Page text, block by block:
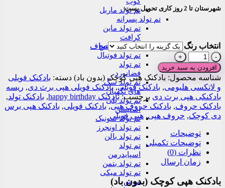
تم تولد ماربل
تم تولد پسرانه
تم تولد ماین
کرافت
تم تولد استیچ
تم تولد فوتبال
تم تولد
فضانورد
تم تولد سگ
های نگهبان
تم تولد پلی
استیشن
تم تولد سونیک
تم تولد اونجرز
تم تولد بالن
تم تولد
اسپایدرمن
تم تولد بتمن
تم تولد میکی
موس
شهرستان تا 2 روز کاری تحویل پست
انتخاب رنگ
صاف
بادکنک
هپی
کوچک
(بدون
باد)
عدد
افزودن به سبد خرید
شناسه محصول: بادکنک هپی کوچک (بدون باد) دسته: بادکنک فویلی
و لاتکسی هلیومی, بادکنک فویلی,بادکنک فویلی هپی برث دی, ریسه
بادکنکی هپی برث دی برچسب:بادکنک happy birthday , بادکنک تولد,
بادکنک حروف, بادکنک حروف هپی,بادکنک فویلی, بادکنک هپی برس
دی کوچک, حروف هپی, هپی فویلی
توضیحات
توضیحات تکمیلی
نظرات (0)
زمان ارسال
بادکنک هپی کوچک (بدون باد)